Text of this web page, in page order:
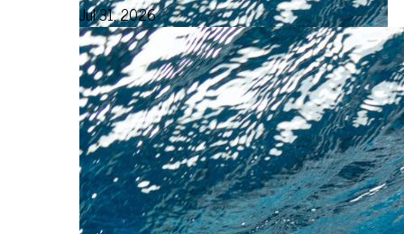
Jul 31, 2026